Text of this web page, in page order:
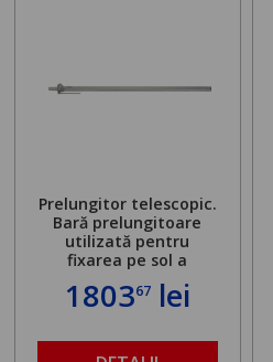
Prelungitor telescopic.
Bară prelungitoare
utilizată pentru
fixarea pe sol a
standului mașinii de
găurit în locul
maximă admisă de 500
180367lei